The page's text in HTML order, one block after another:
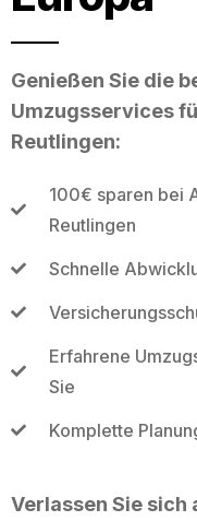
Genießen Sie die
Umzugsservices
Reutlingen:
100€ sparen bei
Reutlingen
Schnelle
Erfahrene
Sie
Komplette
Verlassen Sie sich